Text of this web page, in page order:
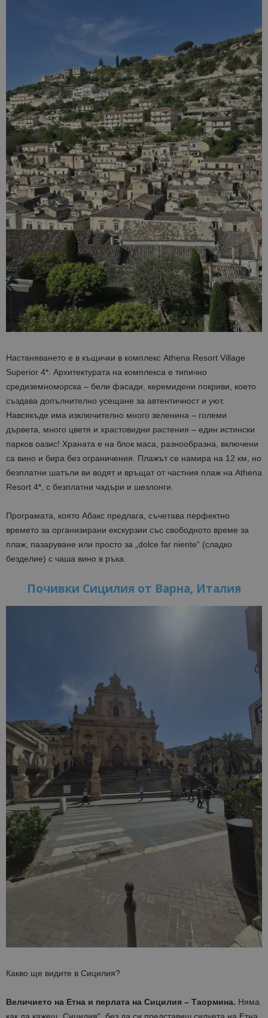
Настаняването е в къщички в комплекс Athena Resort Village
Superior 4*. Архитектурата на комплекса е типично
средиземноморска – бели фасади, керемидени покриви, което
създава допълнително усещане за автентичност и уют.
Навсякъде има изключително много зеленина – големи
дървета, много цветя и храстовидни растения – един истински
парков оазис! Храната е на блок маса, разнообразна, включени
са вино и бира без ограничения. Плажът се намира на 12 км, но
безплатни шатъли ви водят и връщат от частния плаж на Athena
Resort 4*, с безплатни чадъри и шезлонги.
Програмата, която Абакс предлага, съчетава перфектно
времето за организирани екскурзии със свободното време за
плаж, пазаруване или просто за „dolce far niente“ (сладко
безделие) с чаша вино в ръка.
Почивки Сицилия от Варна, Италия
Какво ще видите в Сицилия?
Величието на Етна и перлата на Сицилия – Таормина. Няма
как да кажеш „Сицилия“, без да си представиш силуета на Етна